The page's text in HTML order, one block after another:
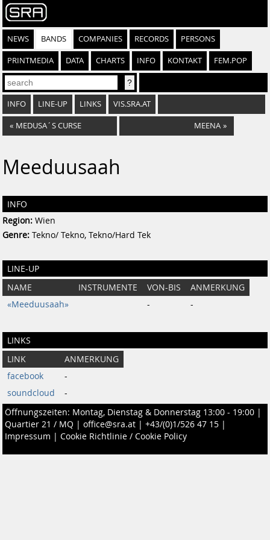
NEWS BANDS COMPANIES RECORDS PERSONS
PRINTMEDIA DATA CHARTS INFO KONTAKT FEM.POP
INFO LINE-UP LINKS VIS.SRA.AT
« MEDUSA´S CURSE MEENA »
Meeduusaah
INFO
Region: Wien
Genre: Tekno/ Tekno, Tekno/Hard Tek
LINE-UP
NAME INSTRUMENTE VON-BIS
ANMERKUNG
«Meeduusaah»
- -
LINKS
LINK
ANMERKUNG
facebook
-
soundcloud
-
Öffnungszeiten: Montag, Dienstag & Donnerstag 13:00 - 19:00 |
Quartier 21 / MQ | office@sra.at | +43/(0)1/526 47 15 |
Impressum | Cookie Richtlinie / Cookie Policy